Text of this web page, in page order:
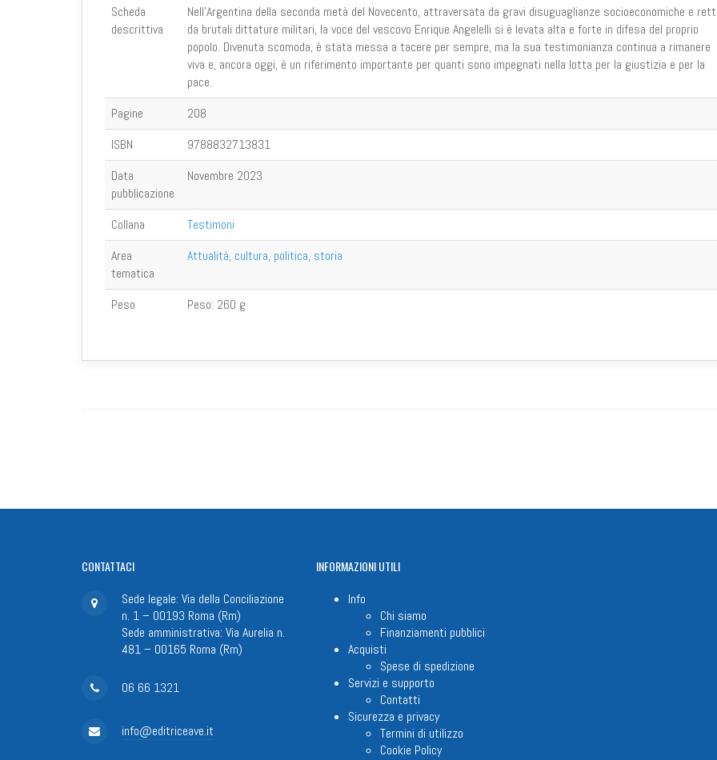
Scheda
descrittiva
Nell’Argentina della seconda metà del Novecento, attraversata da gravi disuguaglianze socioeconomiche e
da brutali dittature militari, la voce del vescovo Enrique Angelelli si è levata alta e forte in difesa del proprio
popolo. Divenuta scomoda, è stata messa a tacere per sempre, ma la sua testimonianza continua a rimanere
viva e, ancora oggi, è un riferimento importante per quanti sono impegnati nella lotta per la giustizia e per la
pace.
Pagine
208
ISBN
9788832713831
Data
pubblicazione
Novembre 2023
Collana
Testimoni
Area
tematica
Attualità, cultura, politica, storia
Peso Peso: 260 g
CONTATTACI
Sede legale: Via della Conciliazione
n. 1 – 00193 Roma (Rm)
Sede amministrativa: Via Aurelia n.
481 – 00165 Roma (Rm)
06 66 1321
info@editriceave.it
INFORMAZIONIUTILI
Info
Chi siamo
Finanziamenti pubblici
Acquisti
Spese di spedizione
Servizi e supporto
Contatti
Sicurezza e privacy
Termini di utilizzo
Cookie Policy